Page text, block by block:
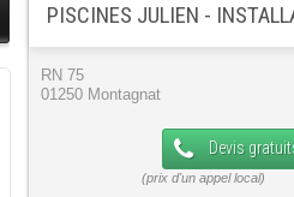
PISCINES JULIEN -
RN 75
01250 Montagnat
Devis